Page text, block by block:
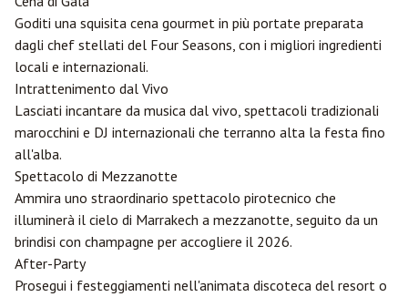
Goditi una squisita cena gourmet in più portate preparata
dagli chef stellati del Four Seasons, con i migliori ingredienti
locali e internazionali.
Intrattenimento dal Vivo
Lasciati incantare da musica dal vivo, spettacoli tradizionali
marocchini e DJ internazionali che terranno alta la festa fino
all'alba.
Spettacolo di Mezzanotte
Ammira uno straordinario spettacolo pirotecnico che
illuminerà il cielo di Marrakech a mezzanotte, seguito da un
brindisi con champagne per accogliere il 2026.
After-Party
Prosegui i festeggiamenti nell'animata discoteca del resort o